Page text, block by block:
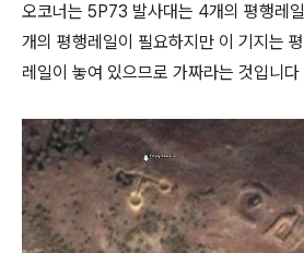
오코너는 5P73 발사대는 4개의 평행레
개의 평행레일이 필요하지만 이 기지는
레일이 놓여 있으므로 가짜라는 것입니다